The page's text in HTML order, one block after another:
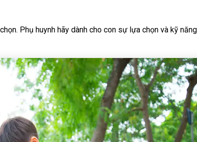
Phụ huynh hãy dành cho con sự lựa chọn và kỹ